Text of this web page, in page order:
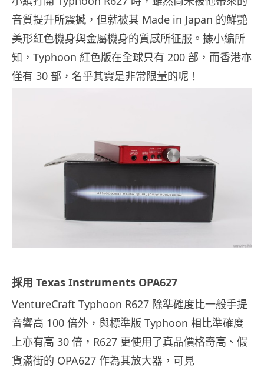
音質提升所震撼，但就被其 Made in Japan 的鮮艷
美形紅色機身與金屬機身的質感所征服。據小編所
知，Typhoon 紅色版在全球只有 200 部，而香港亦
僅有 30 部，名乎其實是非常限量的呢！
採用 Texas Instruments OPA627
VentureCraft Typhoon R627 除準確度比一般手提
音響高 100 倍外，與標準版 Typhoon 相比準確度
上亦有高 30 倍，R627 更使用了真品價格奇高、假
貨滿街的 OPA627 作為其放大器，可見